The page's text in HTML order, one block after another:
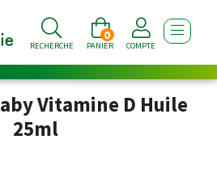
RECHERCHE PANIER
0
COMPTE
Vitamine D Huile
25ml